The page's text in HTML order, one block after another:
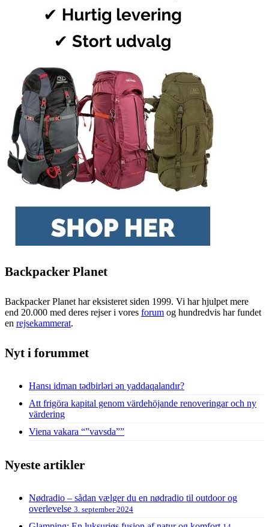
Backpacker Planet
Backpacker Planet har eksisteret siden 1999. Vi har hjulpet mere
end 20.000 med deres rejser i vores forum og hundredvis har fundet
en rejsekammerat.
Nyt i forummet
Hansı idman tədbirləri ən yaddaqalandır?
Att frigöra kapital genom värdehöjande renoveringar och ny
värdering
Viena vakara “”vavsda””
Nyeste artikler
Nødradio – sådan vælger du en nødradio til outdoor og
overlevelse 3. september 2024